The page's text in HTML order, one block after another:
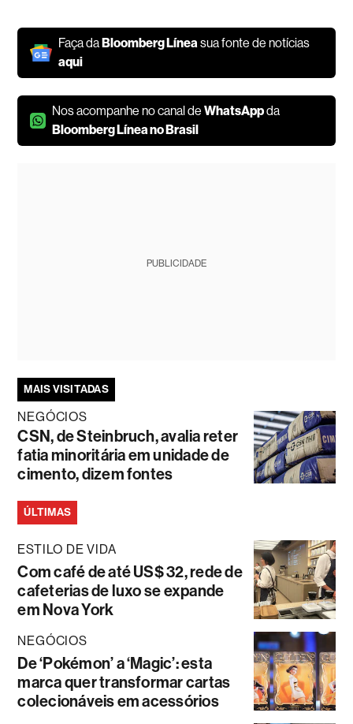
Faça daBloomberg Líneasua fonte de notícias
aqui
Nos acompanhe no canal deWhatsAppda
Bloomberg Línea no Brasil
PUBLICIDADE
MAIS VISITADAS
NEGÓCIOS
CSN, de Steinbruch, avalia reter
fatia minoritária em unidade de
cimento, dizem fontes
ÚLTIMAS
ESTILO DE VIDA
Com café de até US$ 32, rede de
cafeterias de luxo se expande
em Nova York
NEGÓCIOS
De ‘Pokémon’ a ‘Magic’: esta
marca quer transformar cartas
colecionáveis em acessórios